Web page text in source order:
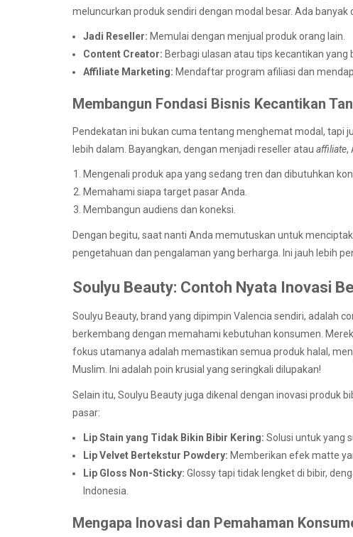
meluncurkan produk sendiri dengan modal besar. Ada banyak
Jadi Reseller: Memulai dengan menjual produk orang lain.
Content Creator: Berbagi ulasan atau tips kecantikan yang
Affiliate Marketing: Mendaftar program afiliasi dan
Membangun Fondasi Bisnis Kecantikan
Pendekatan ini bukan cuma tentang menghemat modal, tapi
lebih dalam. Bayangkan, dengan menjadi reseller atau affiliate,
Mengenali produk apa yang sedang tren dan dibutuhkan
Memahami siapa target pasar Anda.
Membangun audiens dan koneksi.
Dengan begitu, saat nanti Anda memutuskan untuk
pengetahuan dan pengalaman yang berharga. Ini jauh lebih
Soulyu Beauty: Contoh Nyata Inovasi
Soulyu Beauty, brand yang dipimpin Valencia sendiri, adalah
berkembang dengan memahami kebutuhan konsumen.
fokus utamanya adalah memastikan semua produk halal,
Muslim. Ini adalah poin krusial yang seringkali dilupakan!
Selain itu, Soulyu Beauty juga dikenal dengan inovasi produk
pasar:
Lip Stain yang Tidak Bikin Bibir Kering: Solusi untuk yang
Lip Velvet Bertekstur Powdery: Memberikan efek matte
Lip Gloss Non-Sticky: Glossy tapi tidak lengket di bibir,
Indonesia.
Mengapa Inovasi dan Pemahaman